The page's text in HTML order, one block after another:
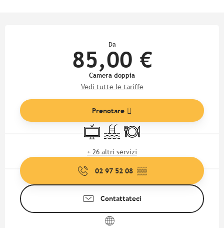
Da
85,00 €
Camera doppia
Vedi tutte le tariffe
Prenotare
Televisione
PiscinaRistorante
+ 26 altri servizi
02 97 52 08 ▒▒
Contattateci